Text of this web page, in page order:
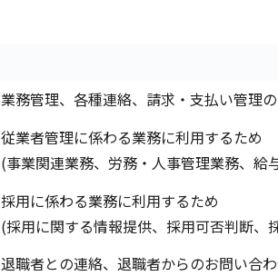
業務管理、各種連絡、請求・支払い管理
従業者管理に係わる業務に利用するため
(事業関連業務、労務・人事管理業務、給
採用に係わる業務に利用するため
(採用に関する情報提供、採用可否判断、
退職者との連絡、退職者からのお問い合